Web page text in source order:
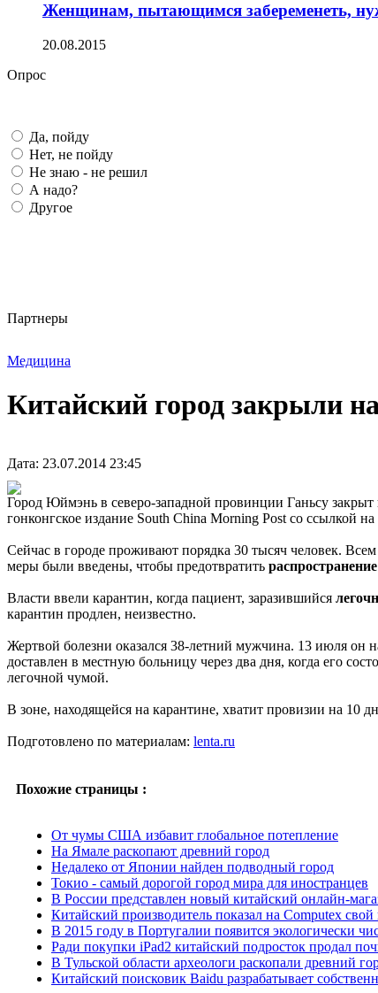
Женщинам, пытающимся забеременеть,
20.08.2015
Опрос
Да, пойду
Нет, не пойду
Не знаю - не решил
А надо?
Другое
Партнеры
Медицина
Китайский город закрыли
Дата: 23.07.2014 23:45
Город Юймэнь в северо-западной провинции Ганьсу
гонконгское издание South China Morning Post со ссылкой
Сейчас в городе проживают порядка 30 тысяч человек.
меры были введены, чтобы предотвратить
Власти ввели карантин, когда пациент, заразившийся
карантин продлен, неизвестно.
Жертвой болезни оказался 38-летний мужчина. 13 июля он
доставлен в местную больницу через два дня, когда его
легочной чумой.
В зоне, находящейся на карантине, хватит провизии на 10
Подготовлено по материалам: lenta.ru
Похожие страницы :
От чумы США избавит глобальное потепление
На Ямале раскопают древний город
Недалеко от Японии найден подводный город
Токио - самый дорогой город мира для иностранцев
В России представлен новый китайский онлайн-
Китайский производитель показал на Computex
В 2015 году в Португалии появится экологически
Ради покупки iPad2 китайский подросток продал
В Тульской области археологи раскопали древний
Китайский поисковик Baidu разрабатывает